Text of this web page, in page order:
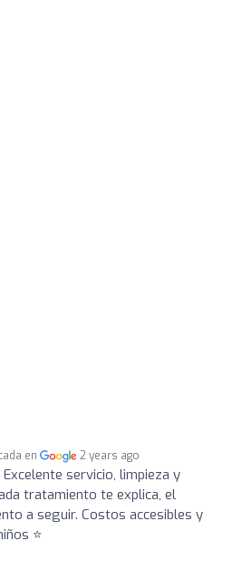
en 2 years ago
Excelente servicio, limpieza y
tratamiento te explica, el
a seguir. Costos accesibles y
⭐